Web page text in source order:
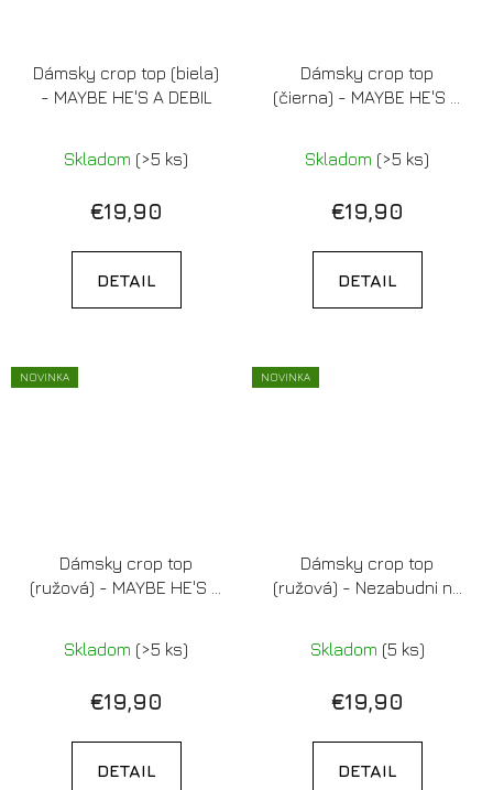
Dámsky crop top (biela)
- MAYBE HE'S A DEBIL
Skladom (>5 ks)
€19,90
DETAIL
Dámsky crop top
(čierna) - MAYBE HE'S A
Skladom (>5 ks)
€19,90
DETAIL
NOVINKA
Dámsky crop top
(ružová) - MAYBE HE'S A
Skladom (>5 ks)
€19,90
DETAIL
NOVINKA
Dámsky crop top
(ružová) - Nezabudni na
Skladom (5 ks)
€19,90
DETAIL